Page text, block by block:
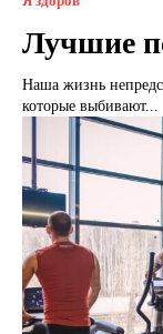
Лучшие
Наша жизнь
которые выбивают...